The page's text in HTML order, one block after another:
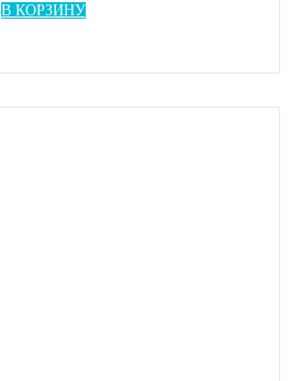
В КОРЗИНУ